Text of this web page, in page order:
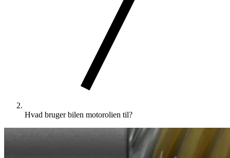
Hvad bruger bilen motorolien til?